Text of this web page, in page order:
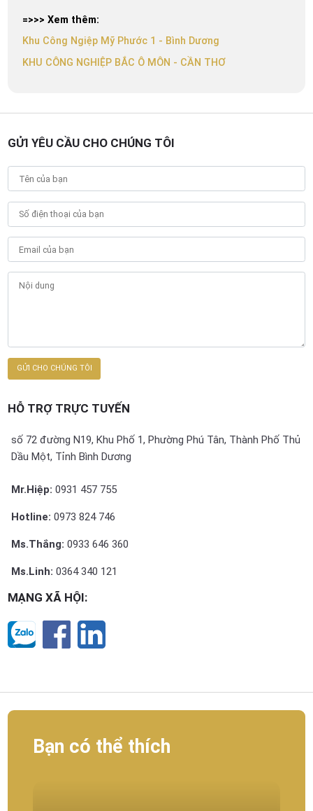
=>>> Xem thêm:
Khu Công Ngiệp Mỹ Phước 1 - Bình Dương
KHU CÔNG NGHIỆP BẮC Ô MÔN - CẦN THƠ
GỬI YÊU CẦU CHO CHÚNG TÔI
HỖ TRỢ TRỰC TUYẾN
số 72 đường N19, Khu Phố 1, Phường Phú Tân, Thành Phố Thủ
Dầu Một, Tỉnh Bình Dương
Mr.Hiệp: 0931 457 755
Hotline: 0973 824 746
Ms.Thắng: 0933 646 360
Ms.Linh: 0364 340 121
MẠNG XÃ HỘI:
Bạn có thể thích